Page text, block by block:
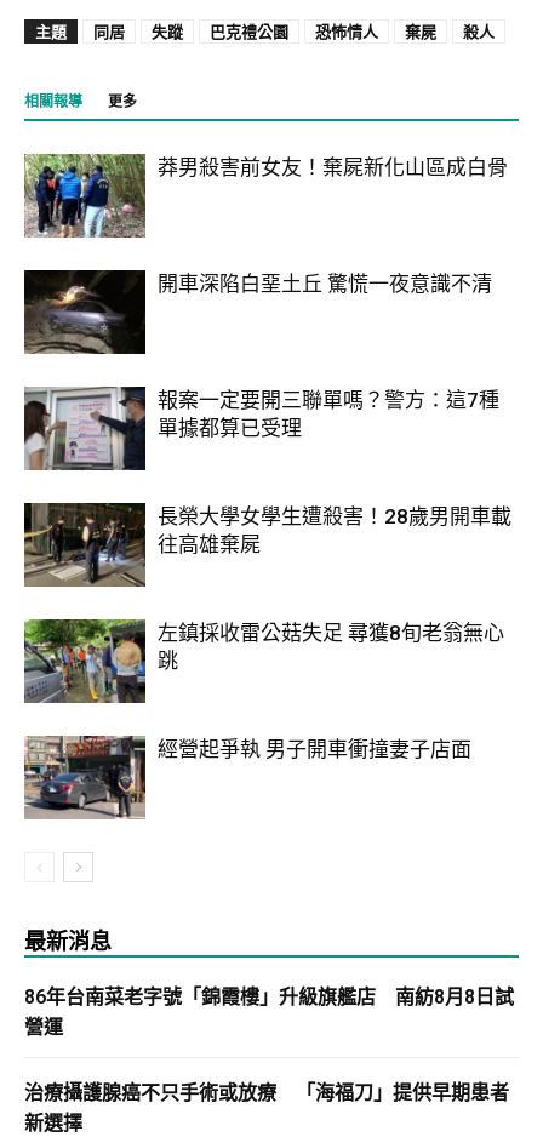
主題 同居 失蹤 巴克禮公園 恐怖情人 棄屍 殺人
相關報導 更多
莽男殺害前女友！棄屍新化山區成白骨
開車深陷白堊土丘 驚慌一夜意識不清
報案一定要開三聯單嗎？警方：這7種
單據都算已受理
長榮大學女學生遭殺害！28歲男開車載
往高雄棄屍
左鎮採收雷公菇失足 尋獲8旬老翁無心
跳
經營起爭執 男子開車衝撞妻子店面
最新消息
86年台南菜老字號「錦霞樓」升級旗艦店 南紡8月8日試
營運
治療攝護腺癌不只手術或放療 「海福刀」提供早期患者
新選擇